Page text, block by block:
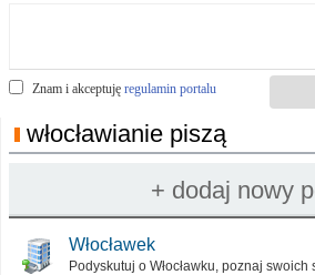
Znam i akceptuję regulamin portalu
włocławianie piszą
Włocławek
Podyskutuj o Włocławku, poznaj swoich